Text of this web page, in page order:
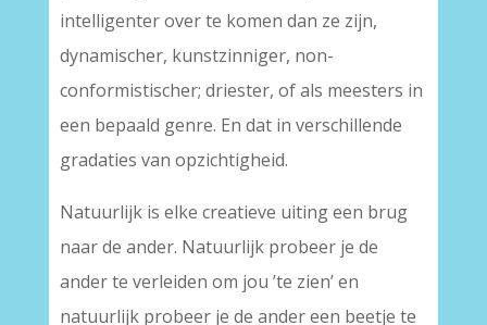
intelligenter over te komen dan ze zijn,
dynamischer, kunstzinniger, non-
conformistischer; driester, of als meesters in
een bepaald genre. En dat in verschillende
gradaties van opzichtigheid.
Natuurlijk is elke creatieve uiting een brug
naar de ander. Natuurlijk probeer je de
ander te verleiden om jou ’te zien’ en
natuurlijk probeer je de ander een beetje te